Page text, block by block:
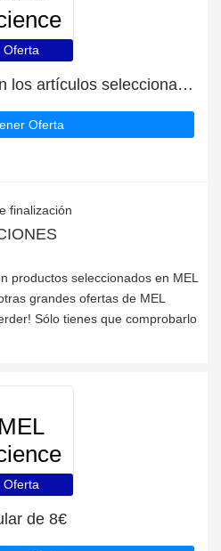
Oferta
Ahorre hasta el 8% en los artículos seleccionados | fin en breve
Oferta
finalización
productos seleccionados en MEL
grandes ofertas de MEL
Sólo tienes que comprobarlo
MEL
Oferta
de 8€